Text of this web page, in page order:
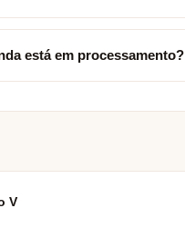
está em processamento?
V